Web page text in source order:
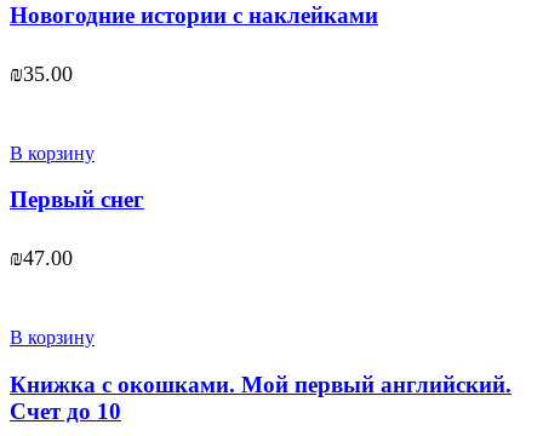
Новогодние истории с наклейками
₪35.00
В корзину
Первый снег
₪47.00
В корзину
Книжка с окошками. Мой первый английский.
Счет до 10